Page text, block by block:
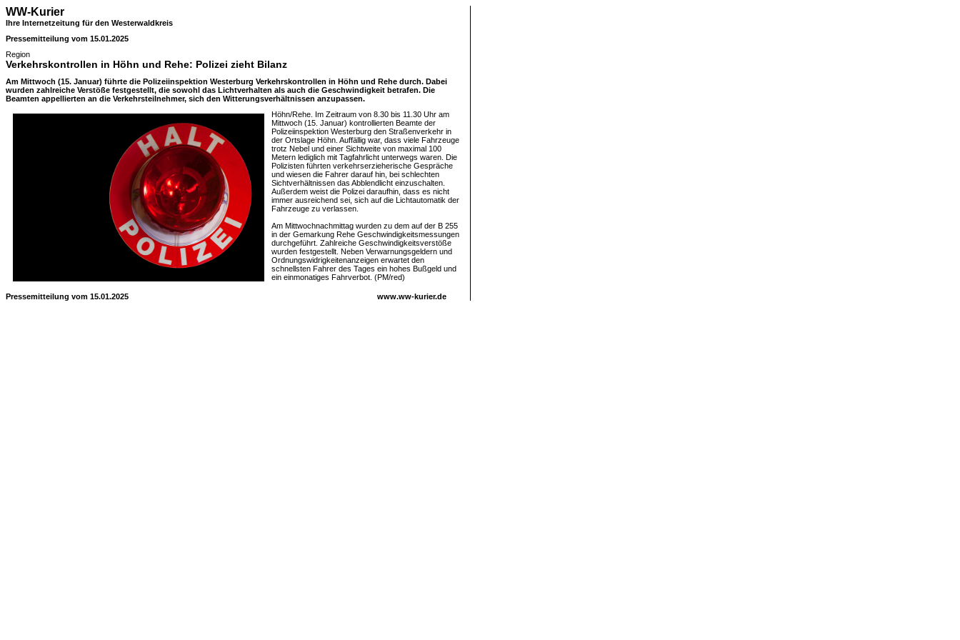
WW-Kurier
Ihre Internetzeitung für den Westerwaldkreis
Pressemitteilung vom 15.01.2025
Region
Verkehrskontrollen in Höhn und Rehe: Polizei zieht Bilanz
Am Mittwoch (15. Januar) führte die Polizeiinspektion Westerburg Verkehrskontrollen in Höhn und Rehe durch. Dabei
wurden zahlreiche Verstöße festgestellt, die sowohl das Lichtverhalten als auch die Geschwindigkeit betrafen. Die
Beamten appellierten an die Verkehrsteilnehmer, sich den Witterungsverhältnissen anzupassen.
Höhn/Rehe. Im Zeitraum von 8.30 bis 11.30 Uhr am
Mittwoch (15. Januar) kontrollierten Beamte der
Polizeiinspektion Westerburg den Straßenverkehr in
der Ortslage Höhn. Auffällig war, dass viele Fahrzeuge
trotz Nebel und einer Sichtweite von maximal 100
Metern lediglich mit Tagfahrlicht unterwegs waren. Die
Polizisten führten verkehrserzieherische Gespräche
und wiesen die Fahrer darauf hin, bei schlechten
Sichtverhältnissen das Abblendlicht einzuschalten.
Außerdem weist die Polizei daraufhin, dass es nicht
immer ausreichend sei, sich auf die Lichtautomatik der
Fahrzeuge zu verlassen.
Am Mittwochnachmittag wurden zu dem auf der B 255
in der Gemarkung Rehe Geschwindigkeitsmessungen
durchgeführt. Zahlreiche Geschwindigkeitsverstöße
wurden festgestellt. Neben Verwarnungsgeldern und
Ordnungswidrigkeitenanzeigen erwartet den
schnellsten Fahrer des Tages ein hohes Bußgeld und
ein einmonatiges Fahrverbot. (PM/red)
Pressemitteilung vom 15.01.2025 www.ww-kurier.de